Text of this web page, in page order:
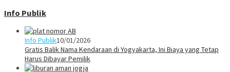
Info Publik
Info Publik10/01/2026
Gratis Balik Nama Kendaraan di Yogyakarta, Ini Biaya yang Tetap
Harus Dibayar Pemilik